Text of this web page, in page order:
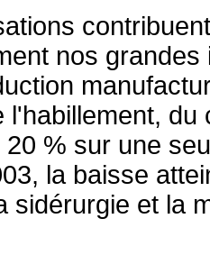
nos
l'habillement,
% sur une
la baisse
sidérurgie et la